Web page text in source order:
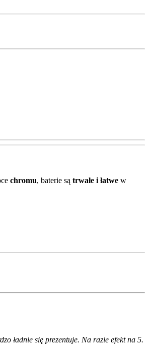
chromu, baterie są trwałe i łatwe w
ładnie się prezentuje. Na razie efekt na 5.